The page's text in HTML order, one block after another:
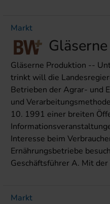
Markt
Gläserne Produktion --
trinkt will die
Betrieben der Agrar- und
und
10. 1991 einer breiten
Interesse beim
Ernährungsbetriebe
Geschäftsführer A. Mit
Markt